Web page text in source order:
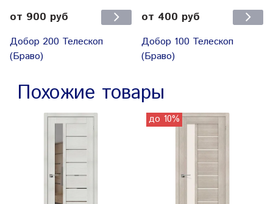
от 900 руб
Добор 200 Телескоп
(Браво)
от 400 руб
Добор 100 Телескоп
(Браво)
Похожие товары
до 10%